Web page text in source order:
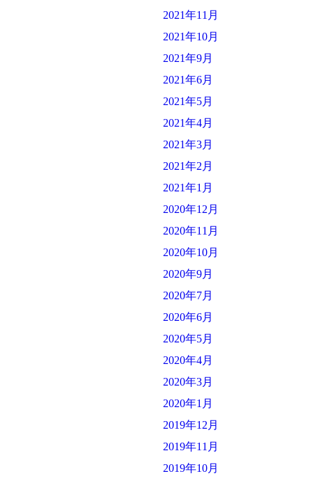
2021年11月
2021年10月
2021年9月
2021年6月
2021年5月
2021年4月
2021年3月
2021年2月
2021年1月
2020年12月
2020年11月
2020年10月
2020年9月
2020年7月
2020年6月
2020年5月
2020年4月
2020年3月
2020年1月
2019年12月
2019年11月
2019年10月